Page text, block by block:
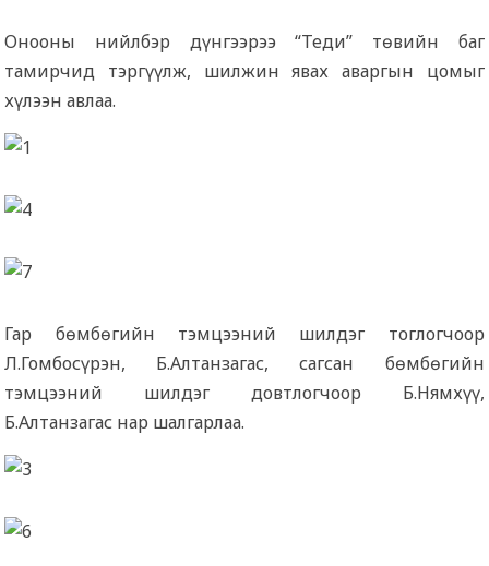
Онооны нийлбэр дүнгээрээ “Теди” төвийн баг
тамирчид тэргүүлж, шилжин явах аваргын цомыг
хүлээн авлаа.
Гар бөмбөгийн тэмцээний шилдэг тоглогчоор
Л.Гомбосүрэн, Б.Алтанзагас, сагсан бөмбөгийн
тэмцээний шилдэг довтлогчоор Б.Нямхүү,
Б.Алтанзагас нар шалгарлаа.